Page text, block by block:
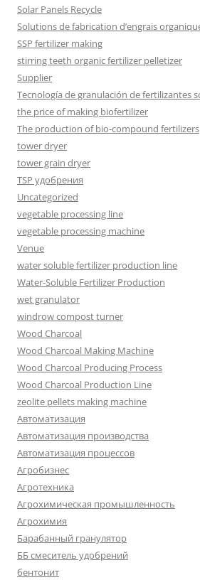
Solar Panels Recycle
Solutions de fabrication d’engrais
SSP fertilizer making
stirring teeth organic fertilizer pelletizer
Supplier
Tecnología de granulación de fertilizantes
the price of making biofertilizer
The production of bio-compound fertilizers
tower dryer
tower grain dryer
TSP удобрения
Uncategorized
vegetable processing line
vegetable processing machine
Venue
water soluble fertilizer production line
Water-Soluble Fertilizer Production
wet granulator
windrow compost turner
Wood Charcoal
Wood Charcoal Making Machine
Wood Charcoal Producing Process
Wood Charcoal Production Line
zeolite pellets making machine
Автоматизация
Автоматизация производства
Автоматизация процессов
Агробизнес
Агротехника
Агрохимическая промышленность
Агрохимия
Барабанный гранулятор
ББ смеситель удобрений
бентонит